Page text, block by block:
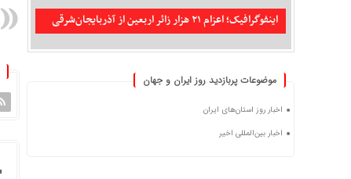
اینفوگرافیک؛ اعزام ۲۱ هزار زائر اربعین از آذربایجان‌شرقی
جاسک
موضوعات پربازدید روز ایران و جهان
اخبار روز استان‌های ایران
اخبار بین‌المللی اخیر